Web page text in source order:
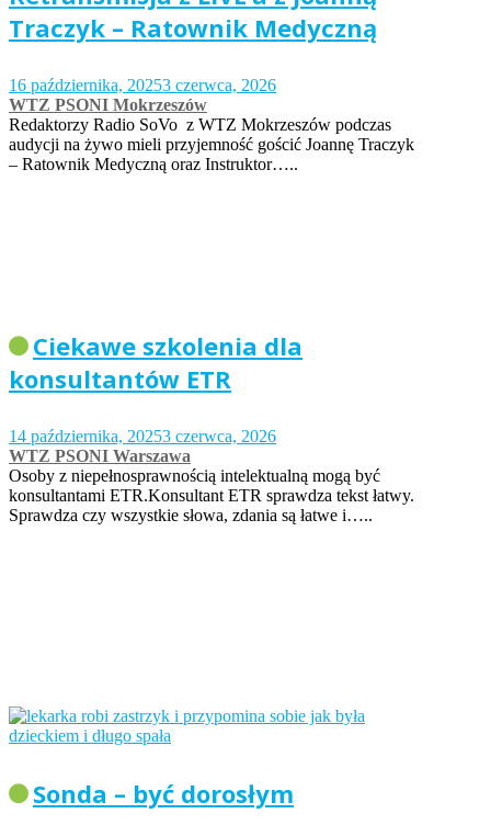
Traczyk – Ratownik Medyczną
16 października, 20253 czerwca, 2026
WTZ PSONI Mokrzeszów
Redaktorzy Radio SoVo z WTZ Mokrzeszów podczas
audycji na żywo mieli przyjemność gościć Joannę Traczyk
– Ratownik Medyczną oraz Instruktor…..
Ciekawe szkolenia dla
konsultantów ETR
14 października, 20253 czerwca, 2026
WTZ PSONI Warszawa
Osoby z niepełnosprawnością intelektualną mogą być
konsultantami ETR.Konsultant ETR sprawdza tekst łatwy.
Sprawdza czy wszystkie słowa, zdania są łatwe i…..
Sonda – być dorosłym